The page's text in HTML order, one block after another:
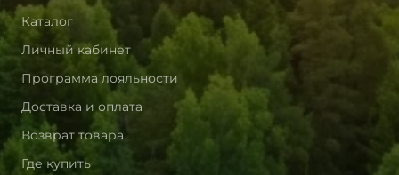
Каталог
Личный кабинет
Программа лояльности
Доставка и оплата
Возврат товара
Где купить